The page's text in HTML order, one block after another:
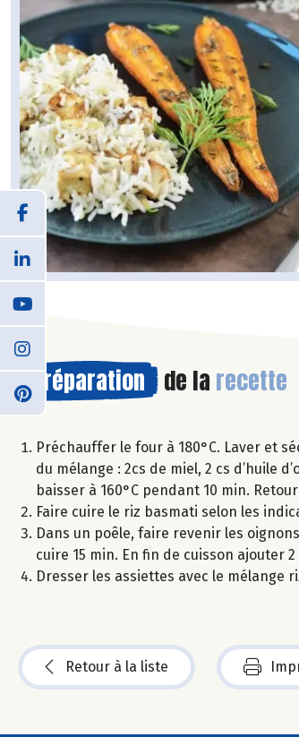
Préparation de la recette
Préchauffer le four à 180°C. Laver et
du mélange : 2cs de miel, 2 cs d’huile
baisser à 160°C pendant 10 min.
Faire cuire le riz basmati selon les
Dans un poêle, faire revenir les
cuire 15 min. En fin de cuisson ajouter
Dresser les assiettes avec le mélange
Retour à la liste